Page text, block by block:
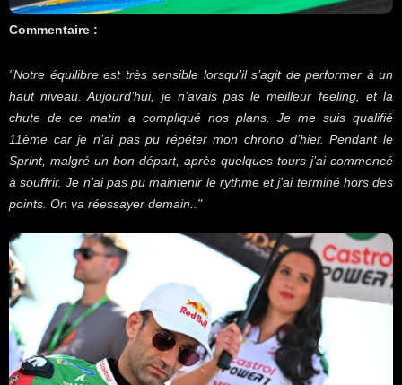
Commentaire :
"Notre équilibre est très sensible lorsqu’il s’agit de performer à un
haut niveau. Aujourd’hui, je n’avais pas le meilleur feeling, et la
chute de ce matin a compliqué nos plans. Je me suis qualifié
11ème car je n’ai pas pu répéter mon chrono d’hier. Pendant le
Sprint, malgré un bon départ, après quelques tours j’ai commencé
à souffrir. Je n’ai pas pu maintenir le rythme et j’ai terminé hors des
points. On va réessayer demain.."